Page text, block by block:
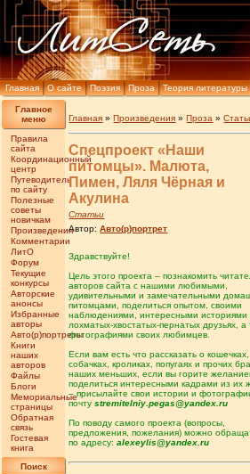
Главная О сайте Поэзия Проза Теория литературы
Главное
меню
Правила
сайта
Координационный
центр
Путеводитель
по сайту
Полезные
советы
новичкам
Произведения
Комментарии
ЛитО
Форум
Текущие
конкурсы
Авторские
анонсы
Избранные
авторы
Авто(р)портреты
Книги
наших
авторов
Файлы
Блоги
Мемориальные
страницы
Обратная
связь
Гостевая
книга
Поиск
Главная »Произведения »Проза »
Спецпроект «Наши
питомцы». Малюта,
Пимен, Ляля Чёрная и
Акулина
Статьи
Автор:Авто(р)портрет
Здравствуйте!
Цель этого проекта – познакомить
авторов сайта с нашими любимыми,
удивительными и замечательными
питомцами, поделиться опытом, своими
наблюдениями, интересными историями
лохматых-хвостатых-пернатых друзьях, а
фотографиями своих любимцев.
Если вам есть что рассказать о кошечках,
собачках, кроликах, попугаях и прочих
наших меньших, если вы горите
поделиться интересными кадрами из их
– присылайте свои истории и
почтуstremitelniy.pegas@yandex.ru
По поводу самого проекта (вопросы,
предложения, пожелания) можно
по адресу:alexeylis@yandex.ru